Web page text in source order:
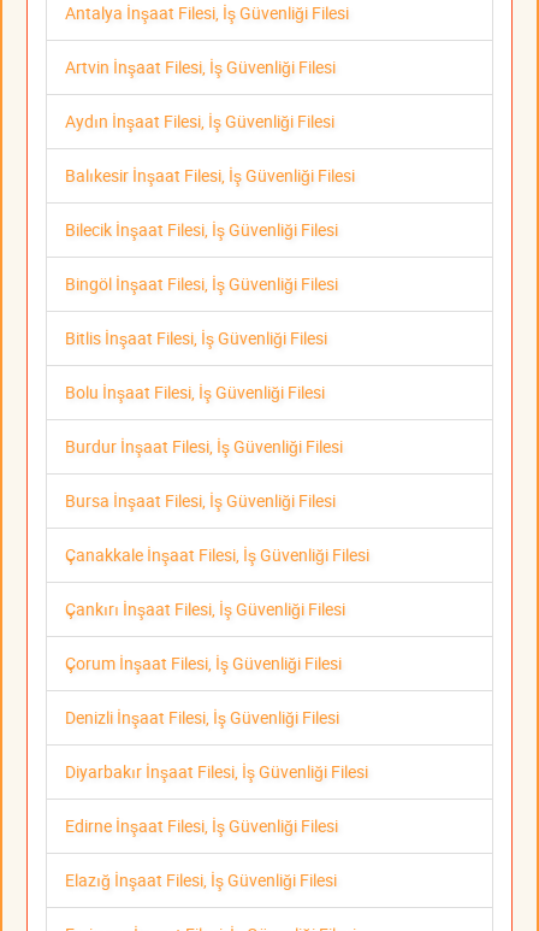
Antalya İnşaat Filesi, İş Güvenliği Filesi
Artvin İnşaat Filesi, İş Güvenliği Filesi
Aydın İnşaat Filesi, İş Güvenliği Filesi
Balıkesir İnşaat Filesi, İş Güvenliği Filesi
Bilecik İnşaat Filesi, İş Güvenliği Filesi
Bingöl İnşaat Filesi, İş Güvenliği Filesi
Bitlis İnşaat Filesi, İş Güvenliği Filesi
Bolu İnşaat Filesi, İş Güvenliği Filesi
Burdur İnşaat Filesi, İş Güvenliği Filesi
Bursa İnşaat Filesi, İş Güvenliği Filesi
Çanakkale İnşaat Filesi, İş Güvenliği Filesi
Çankırı İnşaat Filesi, İş Güvenliği Filesi
Çorum İnşaat Filesi, İş Güvenliği Filesi
Denizli İnşaat Filesi, İş Güvenliği Filesi
Diyarbakır İnşaat Filesi, İş Güvenliği Filesi
Edirne İnşaat Filesi, İş Güvenliği Filesi
Elazığ İnşaat Filesi, İş Güvenliği Filesi